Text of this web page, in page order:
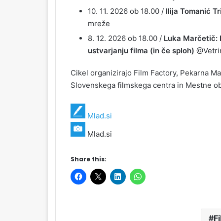
10. 11. 2026 ob 18.00 / Ilija Tomanić
mreže
8. 12. 2026 ob 18.00 / Luka Marčetič:
ustvarjanju filma (in če sploh)
Cikel organizirajo Film Factory, Pekarna
Slovenskega filmskega centra in Mestne
Mlad.si
Mlad.si
Share this: